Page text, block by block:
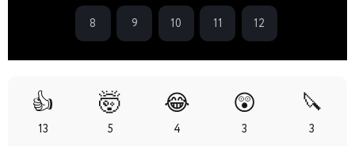
8 9 10 11 12
👍
13
🤯
5
😂
4
😲
3
🔪
3